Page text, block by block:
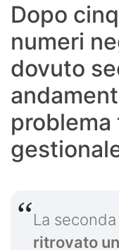
Dopo
numeri
dovuto
La
ritrovato